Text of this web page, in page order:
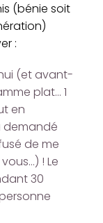
(bénie soit
:
(et avant-
plat… 1
en
demandé
de me
! Le
30